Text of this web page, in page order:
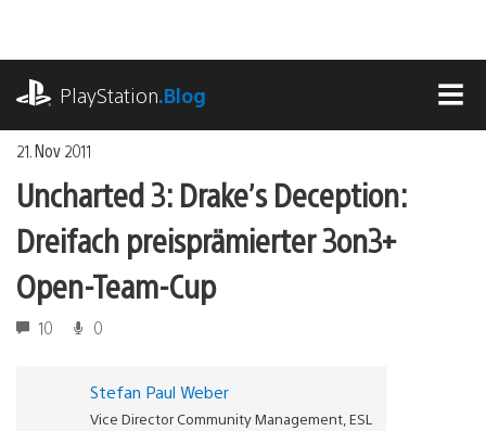
springen
PlayStation.Blog
21. Nov 2011
Uncharted 3: Drake’s Deception:
Dreifach preisprämierter 3on3+
Open-Team-Cup
10 0
Stefan Paul Weber
Vice Director Community Management, ESL